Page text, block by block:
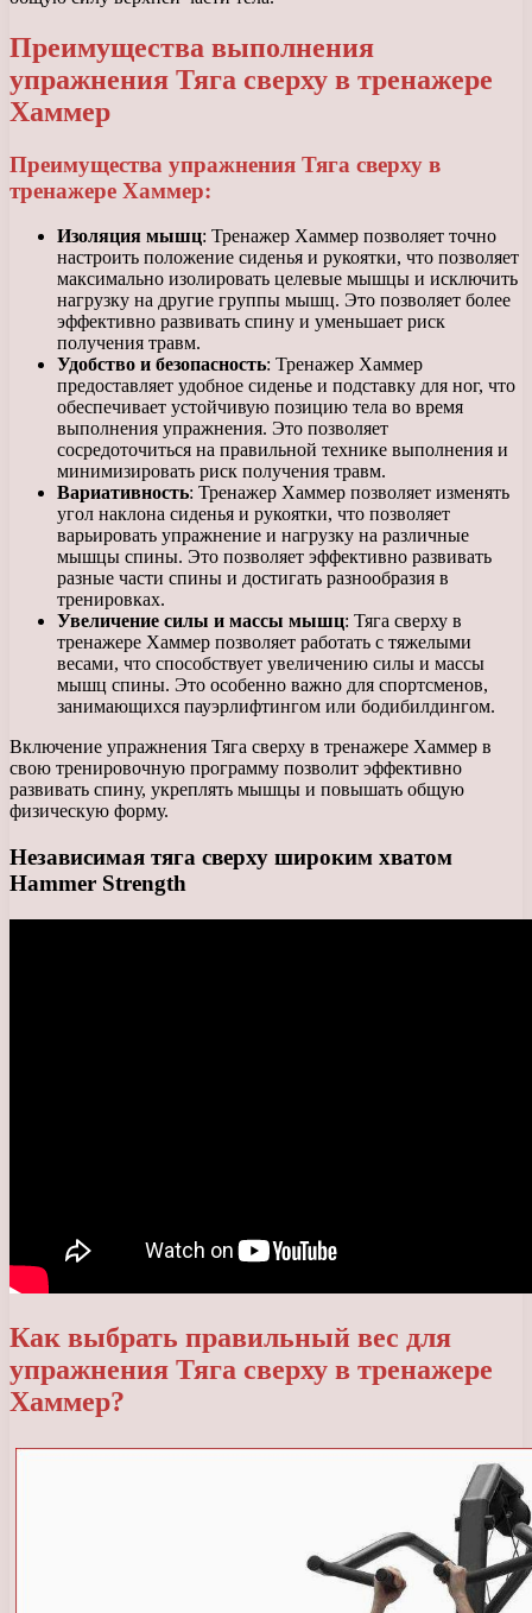
Преимущества выполнения
упражнения Тяга сверху в тренажере
Хаммер
Преимущества упражнения Тяга сверху в
тренажере Хаммер:
Изоляция мышц: Тренажер Хаммер позволяет точно
настроить положение сиденья и рукоятки, что позволяет
максимально изолировать целевые мышцы и исключить
нагрузку на другие группы мышц. Это позволяет более
эффективно развивать спину и уменьшает риск
получения травм.
Удобство и безопасность: Тренажер Хаммер
предоставляет удобное сиденье и подставку для ног, что
обеспечивает устойчивую позицию тела во время
выполнения упражнения. Это позволяет
сосредоточиться на правильной технике выполнения и
минимизировать риск получения травм.
Вариативность: Тренажер Хаммер позволяет изменять
угол наклона сиденья и рукоятки, что позволяет
варьировать упражнение и нагрузку на различные
мышцы спины. Это позволяет эффективно развивать
разные части спины и достигать разнообразия в
тренировках.
Увеличение силы и массы мышц: Тяга сверху в
тренажере Хаммер позволяет работать с тяжелыми
весами, что способствует увеличению силы и массы
мышц спины. Это особенно важно для спортсменов,
занимающихся пауэрлифтингом или бодибилдингом.
Включение упражнения Тяга сверху в тренажере Хаммер в
свою тренировочную программу позволит эффективно
развивать спину, укреплять мышцы и повышать общую
физическую форму.
Независимая тяга сверху широким хватом
Hammer Strength
Как выбрать правильный вес для
упражнения Тяга сверху в тренажере
Хаммер?